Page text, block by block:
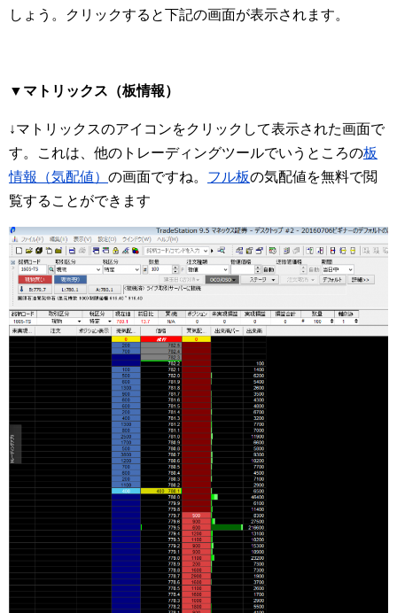
しょう。クリックすると下記の画面が表示されます。
▼マトリックス（板情報）
↓マトリックスのアイコンをクリックして表示された画面で
す。これは、他のトレーディングツールでいうところの板
情報（気配値） の画面ですね。 フル板の気配値を無料で閲
覧することができます